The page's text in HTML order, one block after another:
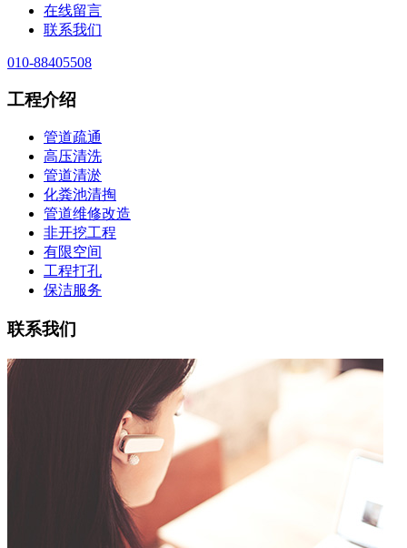
在线留言
联系我们
010-88405508
工程介绍
管道疏通
高压清洗
管道清淤
化粪池清掏
管道维修改造
非开挖工程
有限空间
工程打孔
保洁服务
联系我们